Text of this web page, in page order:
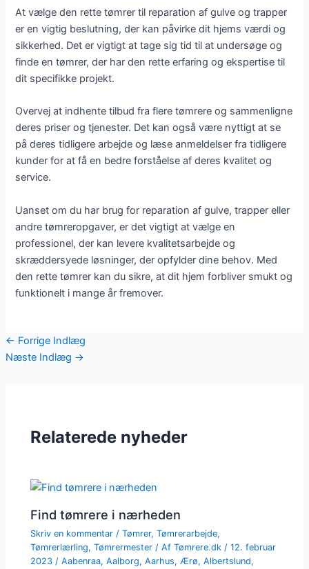
At vælge den rette tømrer til reparation af gulve og trapper
er en vigtig beslutning, der kan påvirke dit hjems værdi og
sikkerhed. Det er vigtigt at tage sig tid til at undersøge og
finde en tømrer, der har den rette erfaring og ekspertise til
dit specifikke projekt.
Overvej at indhente tilbud fra flere tømrere og sammenligne
deres priser og tjenester. Det kan også være nyttigt at se
på deres tidligere arbejde og læse anmeldelser fra tidligere
kunder for at få en bedre forståelse af deres kvalitet og
service.
Uanset om du har brug for reparation af gulve, trapper eller
andre tømreropgaver, er det vigtigt at vælge en
professionel, der kan levere kvalitetsarbejde og
skræddersyede løsninger, der opfylder dine behov. Med
den rette tømrer kan du sikre, at dit hjem forbliver smukt og
funktionelt i mange år fremover.
← Forrige Indlæg
Næste Indlæg →
Relaterede nyheder
Find tømrere i nærheden
Skriv en kommentar /Tømrer,Tømrerarbejde,
Tømrerlærling,Tømrermester / AfTømrere.dk/12. februar
2023/Aabenraa,Aalborg,Aarhus,Ærø,Albertslund,